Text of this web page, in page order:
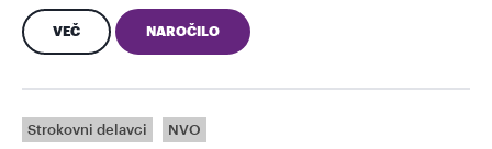
VEČ NAROČILO
Strokovni delavci NVO